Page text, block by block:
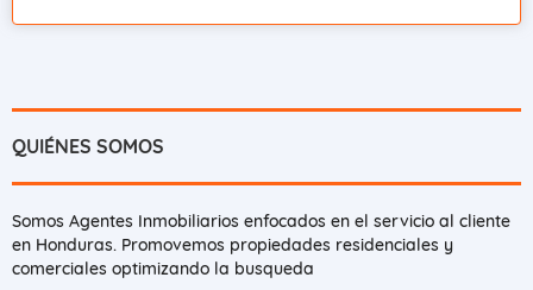
QUIÉNES SOMOS
Somos Agentes Inmobiliarios enfocados en el servicio al cliente
en Honduras. Promovemos propiedades residenciales y
comerciales optimizando la busqueda